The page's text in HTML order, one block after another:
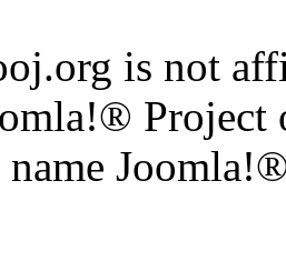
is not
Project
name